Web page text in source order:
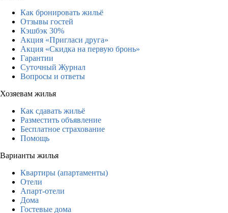
Как бронировать жильё
Отзывы гостей
Кэшбэк 30%
Акция «Пригласи друга»
Акция «Скидка на первую бронь»
Гарантии
Суточный Журнал
Вопросы и ответы
Хозяевам жилья
Как сдавать жильё
Разместить объявление
Бесплатное страхование
Помощь
Варианты жилья
Квартиры (апартаменты)
Отели
Апарт-отели
Дома
Гостевые дома